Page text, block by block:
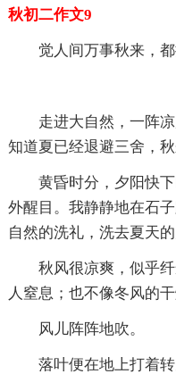
秋初二作文9
觉人间万事秋来，都
走进大自然，一阵
知道夏已经退避三舍，秋
黄昏时分，夕阳快
外醒目。我静静地在石
自然的洗礼，洗去夏天的
秋风很凉爽，似乎
人窒息；也不像冬风的
风儿阵阵地吹。
落叶便在地上打着